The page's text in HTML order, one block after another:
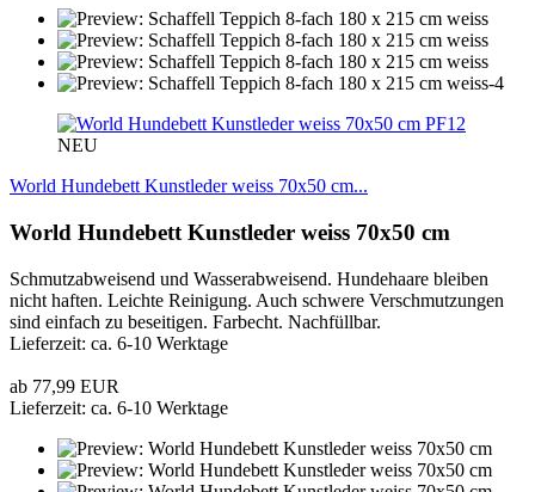
PF12
NEU
World Hundebett Kunstleder weiss 70x50 cm...
World Hundebett Kunstleder weiss 70x50 cm
Schmutzabweisend und Wasserabweisend. Hundehaare bleiben
nicht haften. Leichte Reinigung. Auch schwere Verschmutzungen
sind einfach zu beseitigen. Farbecht. Nachfüllbar.
Lieferzeit: ca. 6-10 Werktage
ab 77,99 EUR
Lieferzeit: ca. 6-10 Werktage